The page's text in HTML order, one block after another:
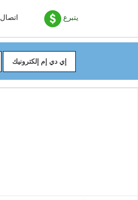
اتصال يتبرع
إي دي إم إلكترونيك